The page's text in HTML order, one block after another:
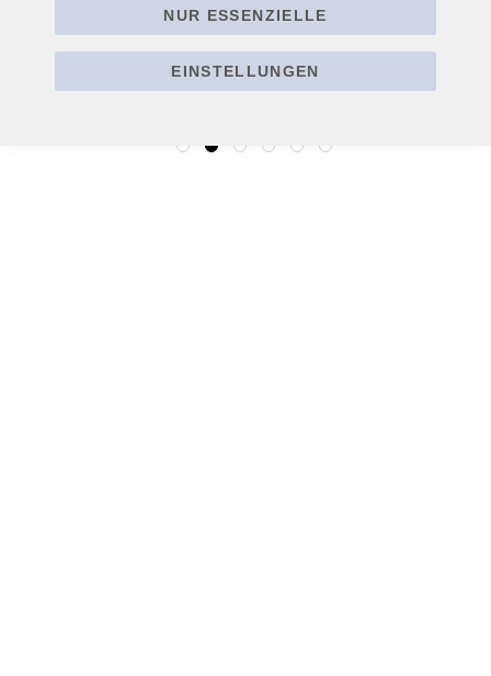
exkl.
Inkl. 19% Steuern
NUR ESSENZIELLE
EINSTELLUNGEN